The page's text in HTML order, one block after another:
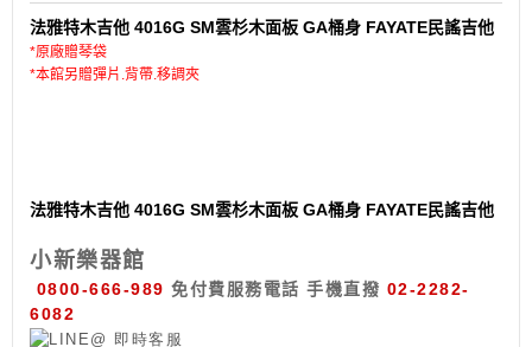
法雅特木吉他 4016G SM雲杉木面板 GA桶身 FAYATE民謠吉他
*原廠贈琴袋
*本館另贈彈片.背帶.移調夾
法雅特木吉他 4016G SM雲杉木面板 GA桶身 FAYATE民謠吉他
小新樂器館
0800-666-989 免付費服務電話 手機直撥 02-2282-
6082